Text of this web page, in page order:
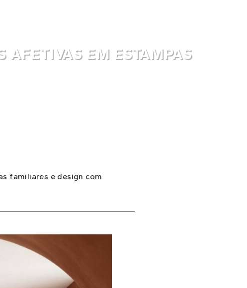
AFETIVAS EM ESTAMPAS
familiares e design com